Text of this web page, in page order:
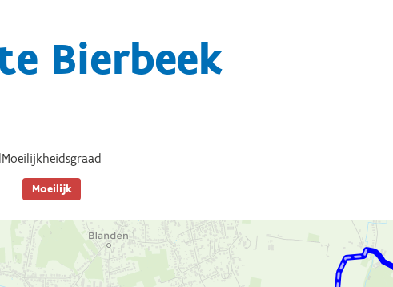
Bierbeek
Moeilijkheidsgraad
Moeilijk